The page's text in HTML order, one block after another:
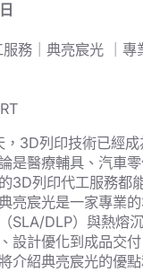
務｜典亮宸光 ｜專
3D列印技術已經
是醫療輔具、汽車
3D列印代工服務都
亮宸光是一家專業
SLA/DLP）與熱熔
設計優化到成品交
介紹典亮宸光的優點